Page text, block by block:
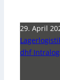
29. April
dhf